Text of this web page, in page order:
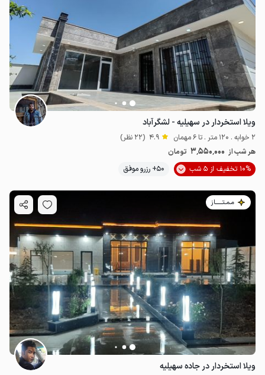
5.99میلیون ت
ویلا استخردار در سهیلیه - لشگرآباد
2 خوابه . 120 متر . تا 6 مهمان 4.9 (22 نظر)
هر شب از 3٬550٬000 تومان
10% تخفیف از 5 شب
50+ رزرو موفق
مـمـتــــــاز
ویلا استخردار در جاده سهیلیه